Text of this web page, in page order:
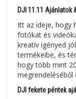
DJI 11.11 Ajánlatok
Itt az ideje, hogy
fotókat és
kreatív igényed
termékeibe, és
hogy több mint
megrendeléséből
DJI fekete péntek